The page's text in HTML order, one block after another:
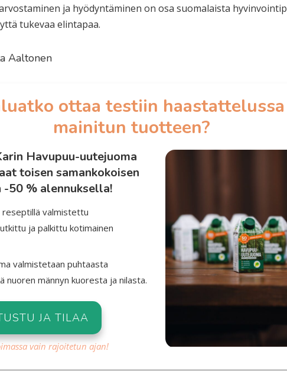
ja hyödyntäminen on osa suomalaista
tukevaa elintapaa.
Aaltonen
ottaa testiin haastattelussa
mainitun tuotteen?
Havupuu-uutejuoma
toisen samankokoisen
-50 % alennuksella!
reseptillä valmistettu
ja palkittu kotimainen
valmistetaan puhtaasta
nuoren männyn kuoresta ja nilasta.
JA TILAA
vain rajoitetun ajan!